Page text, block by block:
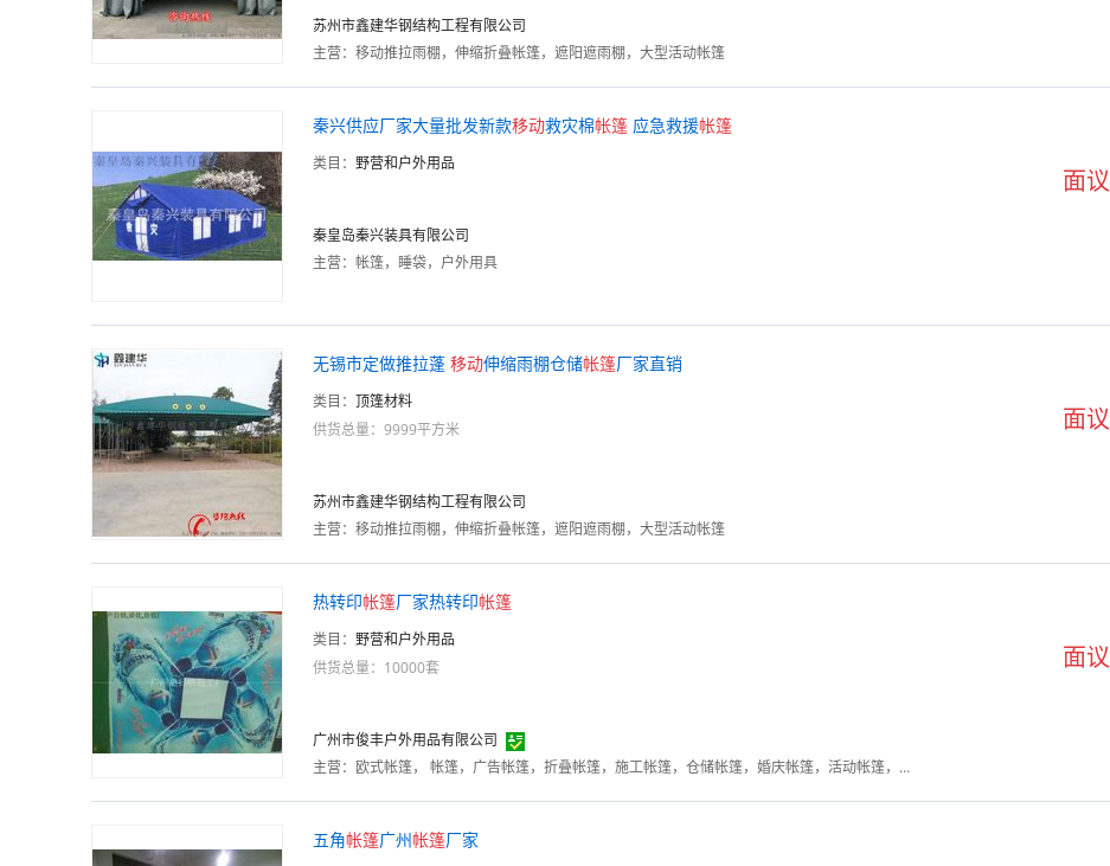
苏州市鑫建华钢结构工程有限公司
主营： 移动推拉雨棚，伸缩折叠帐篷，遮阳遮雨棚，大型活动帐篷
秦兴供应厂家大量批发新款移动救灾棉帐篷 应急救援帐篷
类目： 野营和户外用品
秦皇岛秦兴装具有限公司
主营： 帐篷，睡袋，户外用具
面议
无锡市定做推拉蓬 移动伸缩雨棚仓储帐篷厂家直销
类目： 顶篷材料
供货总量：9999平方米
苏州市鑫建华钢结构工程有限公司
主营： 移动推拉雨棚，伸缩折叠帐篷，遮阳遮雨棚，大型活动帐篷
面议
热转印帐篷厂家热转印帐篷
类目： 野营和户外用品
供货总量：10000套
广州市俊丰户外用品有限公司
主营：
欧式帐篷， 帐篷，广告帐篷，折叠帐篷，施工帐篷，仓储帐篷，婚庆帐篷，活动帐篷，吊顶帐篷，香港帐篷，澳门帐篷，救灾帐篷·
面议
五角帐篷广州帐篷厂家